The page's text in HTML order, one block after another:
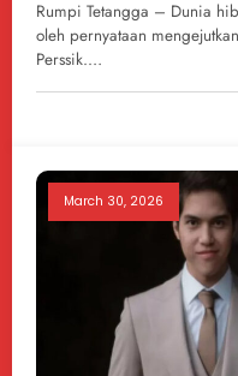
Rumpi Tetangga – Dunia
oleh pernyataan
Perssik.…
March 30, 2026